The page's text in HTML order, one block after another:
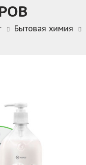
Бытовая химия